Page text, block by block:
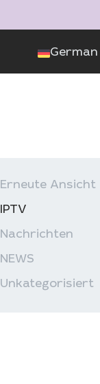
German
Erneute Ansicht
IPTV
Nachrichten
NEWS
Unkategorisiert